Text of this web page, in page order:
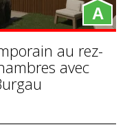
A
au rez-
avec